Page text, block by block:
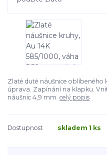
Zlaté duté náušnice oblíbeného
úprava. Zapínání na klapku.
náušnic 4,9 mm. celý popis
Dostupnost skladem 1 ks